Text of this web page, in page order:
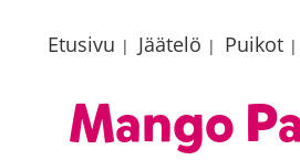
Etusivu | Jäätelö | Puikot |
Mango